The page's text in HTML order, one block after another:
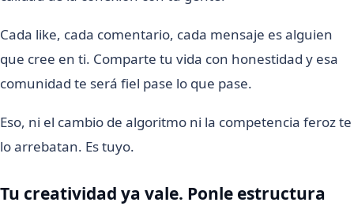
Cada like, cada comentario, cada mensaje es alguien
que cree en ti. Comparte tu vida con honestidad y esa
comunidad te será fiel pase lo que pase.
Eso, ni el cambio de algoritmo ni la competencia feroz te
lo arrebatan. Es tuyo.
Tu creatividad ya vale. Ponle estructura